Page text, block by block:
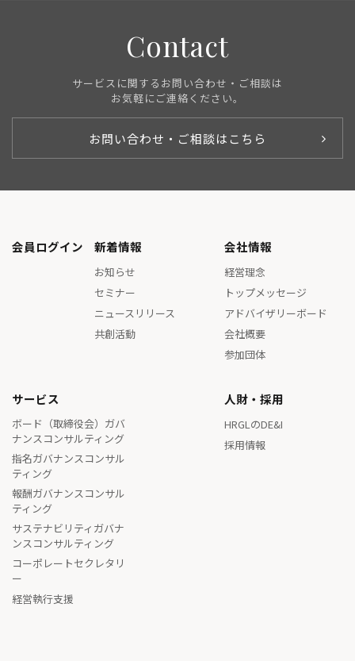
Contact
サービスに関するお問い合わせ・ご相談は
お気軽にご連絡ください。
お問い合わせ・ご相談はこちら
新着情報
お知らせ
セミナー
ニュースリリース
共創活動
会社情報
経営理念
トップメッセージ
アドバイザリーボード
会社概要
参加団体
サービス
ボード（取締役会）ガバ
ナンスコンサルティング
指名ガバナンスコンサル
ティング
報酬ガバナンスコンサル
ティング
サステナビリティガバナ
ンスコンサルティング
コーポレートセクレタリ
ー
経営執行支援
人財・採用
HRGLのDE&I
採用情報
会員ログイン